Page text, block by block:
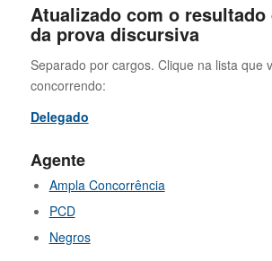
Atualizado com o
da prova discursiva
Separado por cargos. Clique na lista que
concorrendo:
Delegado
Agente
Ampla Concorrência
PCD
Negros